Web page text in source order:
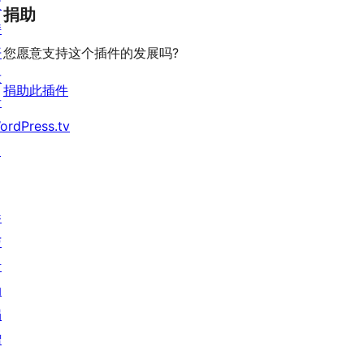
捐助
您愿意支持这个插件的发展吗?
捐助此插件